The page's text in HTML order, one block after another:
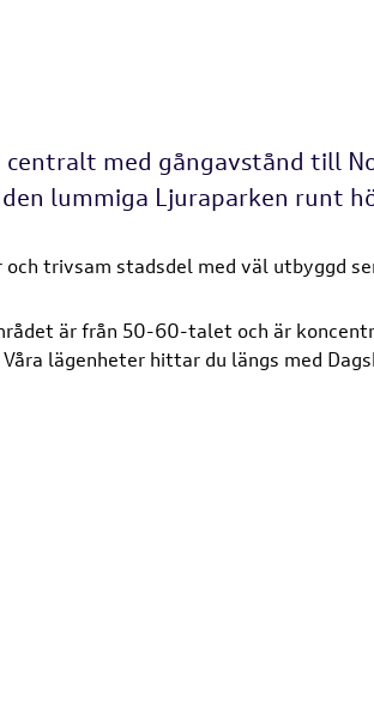
med gångavstånd till
lummiga Ljuraparken runt
och trivsam stadsdel med väl utbyggd
är från 50-60-talet och är
lägenheter hittar du längs med